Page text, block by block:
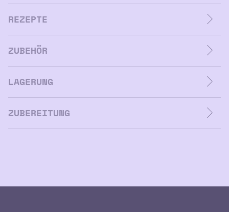
REZEPTE
ZUBEHÖR
LAGERUNG
ZUBEREITUNG